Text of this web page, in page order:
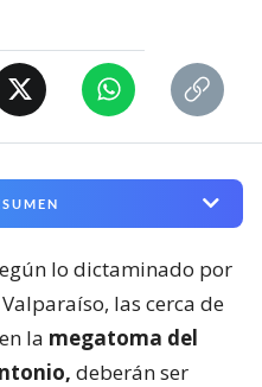
lo dictaminado por
las cerca de
la megatoma del
deberán ser